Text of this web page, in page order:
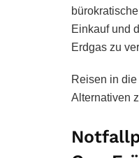
Einkauf und
Erdgas zu
Reisen in
Alternativen